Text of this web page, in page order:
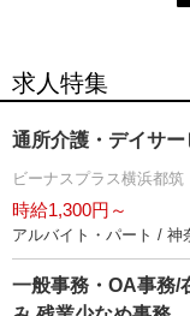
求人特集
通所介護・デイサ
ビーナスプラス横浜都筑
時給1,300円～
アルバイト・パート / 神
一般事務・OA事務/